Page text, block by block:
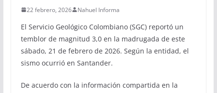
22 febrero, 2026 Nahuel Informa
El Servicio Geológico Colombiano (SGC) reportó un
temblor de magnitud 3,0 en la madrugada de este
sábado, 21 de febrero de 2026. Según la entidad, el
sismo ocurrió en Santander.
De acuerdo con la información compartida en la